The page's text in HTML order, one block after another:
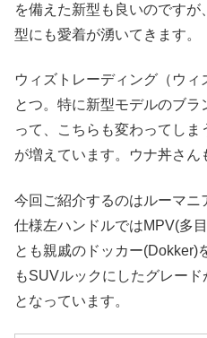
を備えた新型も良いのです
型にも愛着が湧いてきます。
ウィズトレーディング（ウ
とつ。特に新型モデルのブ
って、こちらも変わってし
が増えています。ウナ丼さん
今回ご紹介するのはルーマニ
仕様左ハンドルではMPV(多
とも親戚のドッカー(Dokker)
もSUVルックにしたグレー
となっています。